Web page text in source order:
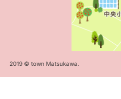
2019 © town Matsukawa.